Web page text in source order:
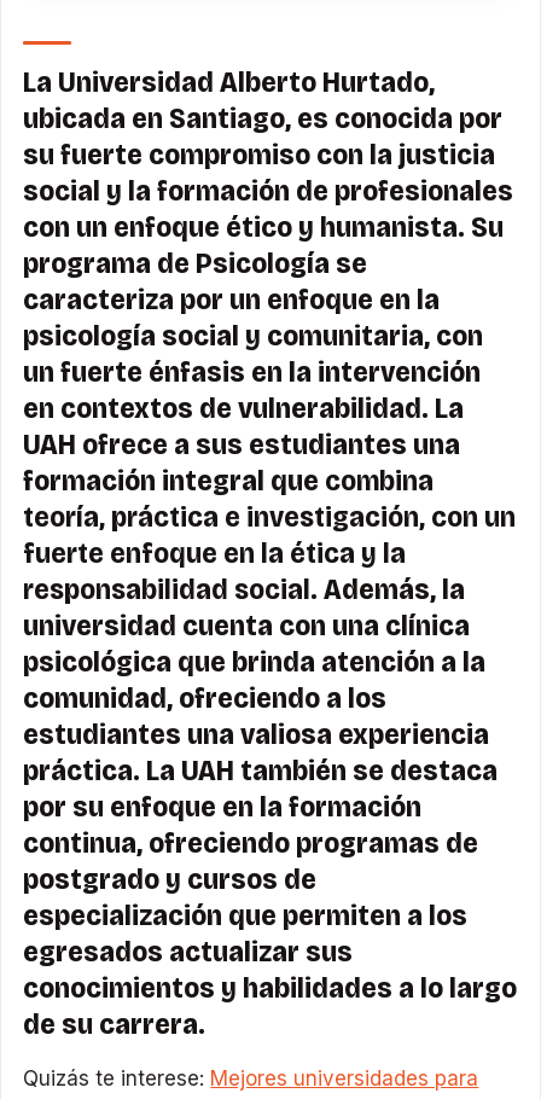
La Universidad Alberto Hurtado,
ubicada en Santiago, es conocida por
su fuerte compromiso con la justicia
social y la formación de profesionales
con un enfoque ético y humanista. Su
programa de Psicología se
caracteriza por un enfoque en la
psicología social y comunitaria, con
un fuerte énfasis en la intervención
en contextos de vulnerabilidad. La
UAH ofrece a sus estudiantes una
formación integral que combina
teoría, práctica e investigación, con un
fuerte enfoque en la ética y la
responsabilidad social. Además, la
universidad cuenta con una clínica
psicológica que brinda atención a la
comunidad, ofreciendo a los
estudiantes una valiosa experiencia
práctica. La UAH también se destaca
por su enfoque en la formación
continua, ofreciendo programas de
postgrado y cursos de
especialización que permiten a los
egresados actualizar sus
conocimientos y habilidades a lo largo
de su carrera.
Quizás te interese: Mejores universidades para